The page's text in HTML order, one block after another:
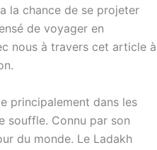
la chance de se projeter
de voyager en
nous à travers cet article à
principalement dans les
souffle. Connu par son
du monde. Le Ladakh